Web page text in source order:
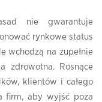
nie gwarantuje
rynkowe status
wchodzą na zupełnie
zdrowotna. Rosnące
klientów i całego
firm, aby wyjść poza